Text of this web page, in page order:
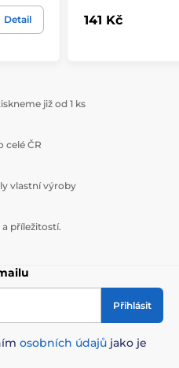
Detail 141 Kč
již od 1 ks
celé ČR
vlastní výroby
příležitostí.
Přihlásit
osobních údajů jako je